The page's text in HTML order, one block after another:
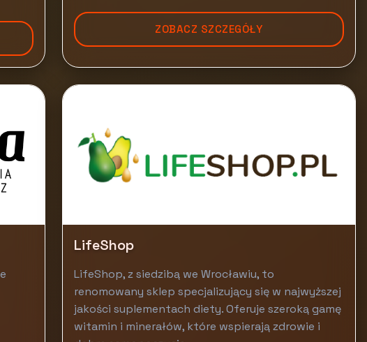
ZOBACZ SZCZEGÓŁY
LifeShop
LifeShop, z siedzibą we Wrocławiu, to
renomowany sklep specjalizujący się w najwyższej
jakości suplementach diety. Oferuje szeroką gamę
witamin i minerałów, które wspierają zdrowie i